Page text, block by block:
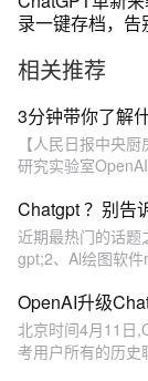
录一键存档，告
相关推荐
3分钟带你了解
【人民日报中央
研究实验室
Chatgpt ？别告
近期最热门的话
gpt;2、Al绘图软
OpenAI升级
北京时间4月11日
考用户所有的历